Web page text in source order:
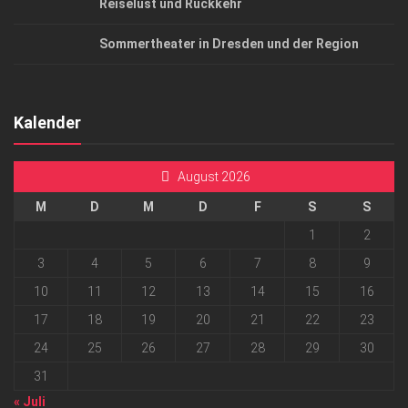
Reiselust und Rückkehr
Sommertheater in Dresden und der Region
Kalender
August 2026
M D M D F S
S
1
2
3
4 5 6 7 8
9
10
11 12 13 14 15
16
17
18 19 20 21 22
23
24
25 26 27 28 29
30
31
« Juli